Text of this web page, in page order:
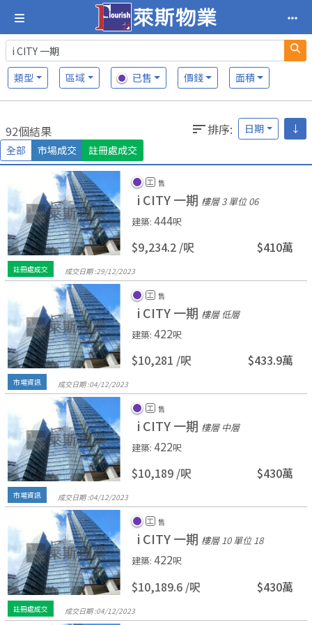
類型 區域 已售 價錢 面積
92個結果 排序: 日期
↓
全部
市場成交 註冊處成交
工 售
i CITY 一期 樓層 3 單位 06
建築: 444呎
$9,234.2 /呎 $410萬
註冊處成交 成交日期 :29/12/2023
工 售
i CITY 一期 樓層 低層
建築: 422呎
$10,281 /呎 $433.9萬
市場資訊 成交日期 :04/12/2023
工 售
i CITY 一期 樓層 中層
建築: 422呎
$10,189 /呎 $430萬
市場資訊 成交日期 :04/12/2023
工 售
i CITY 一期 樓層 10 單位 18
建築: 422呎
$10,189.6 /呎 $430萬
註冊處成交 成交日期 :04/12/2023